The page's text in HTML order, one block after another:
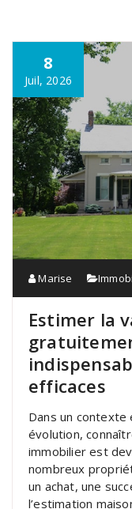
8
Juil, 2026
Marise
Estimer la
efficaces
Dans un contexte
évolution,
immobilier est
nombreux
un achat, une
l’estimation